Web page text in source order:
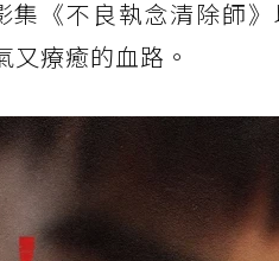
《不良執念清除師
療癒的血路。